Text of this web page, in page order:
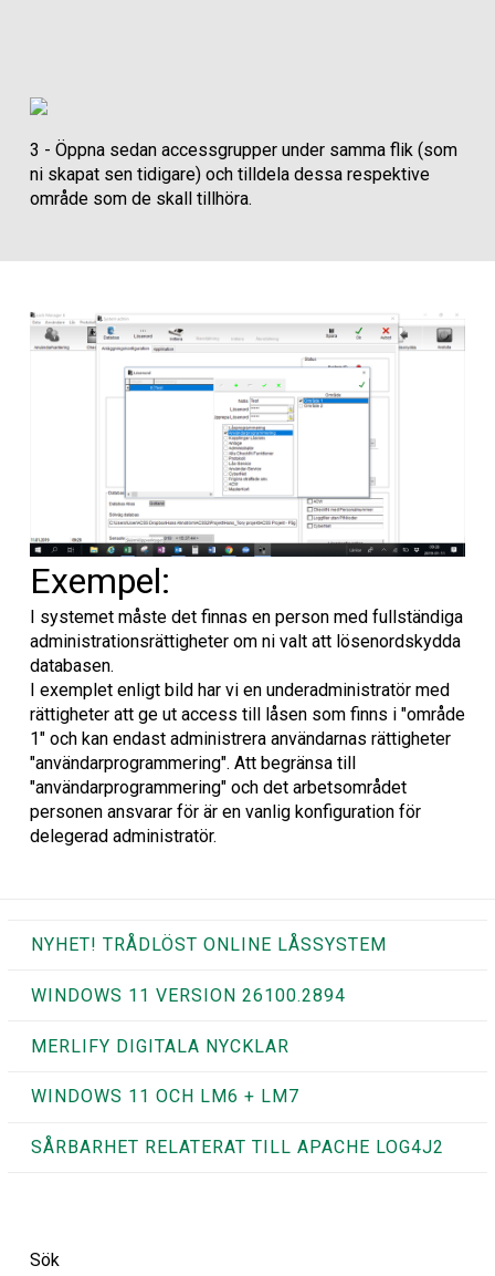
3 - Öppna sedan accessgrupper under samma flik (som
ni skapat sen tidigare) och tilldela dessa respektive
område som de skall tillhöra.
Exempel:
I systemet måste det finnas en person med fullständiga
administrationsrättigheter om ni valt att lösenordskydda
databasen.
I exemplet enligt bild har vi en underadministratör med
rättigheter att ge ut access till låsen som finns i "område
1" och kan endast administrera användarnas rättigheter
"användarprogrammering". Att begränsa till
"användarprogrammering" och det arbetsområdet
personen ansvarar för är en vanlig konfiguration för
delegerad administratör.
NYHET! TRÅDLÖST ONLINE LÅSSYSTEM
WINDOWS 11 VERSION 26100.2894
MERLIFY DIGITALA NYCKLAR
WINDOWS 11 OCH LM6 + LM7
SÅRBARHET RELATERAT TILL APACHE LOG4J2
Sök